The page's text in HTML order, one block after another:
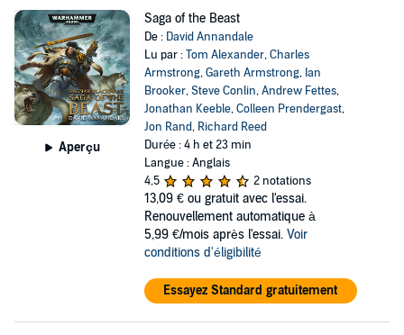
Aperçu
Saga of the Beast
De : David Annandale
Lu par :Tom Alexander,Charles
Armstrong,Gareth Armstrong, Ian
Brooker,Steve Conlin,Andrew Fettes,
Jonathan Keeble,Colleen Prendergast,
Jon Rand, Richard Reed
Durée : 4 h et 23 min
Langue : Anglais
4,5
2 notations
13,09 € ou gratuit avec l'essai.
Renouvellement automatique à
5,99 €/mois après l'essai. Voir
conditions d'éligibilité
Essayez Standard gratuitement